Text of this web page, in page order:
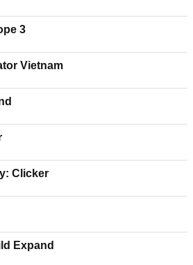
3
Vietnam
Clicker
Expand